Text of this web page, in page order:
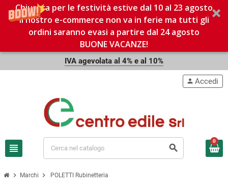
Chiusura per le festività estive dal 10 al 23 agosto
Il nostro e-commerce non va in ferie ma tutti gli
ordini saranno evasi a partire dal 24 agosto
BUONE VACANZE!
IVA agevolata al 4% e al 10%
view_headline search
person Accedi
0
chevron_right Marchi chevron_right POLETTI Rubinetteria